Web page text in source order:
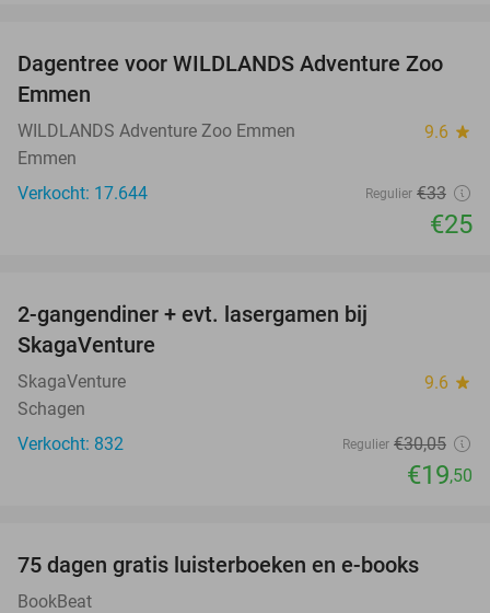
24%
Dagentree voor WILDLANDS Adventure Zoo
Emmen
WILDLANDS Adventure Zoo Emmen 9.6 star
Emmen
Verkocht: 17.644
Regulier €33
€25
2-gangendiner + evt. lasergamen bij
SkagaVenture
SkagaVenture 9.6 star
Schagen
Verkocht: 832
Regulier €30,05
€19,50
75 dagen gratis luisterboeken en e-books
BookBeat